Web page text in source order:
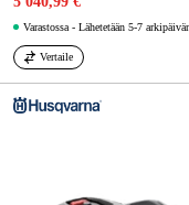
Varastossa - Lähetetään 5-7
Vertaile